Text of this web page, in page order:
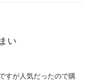
い
すが人気だったので購